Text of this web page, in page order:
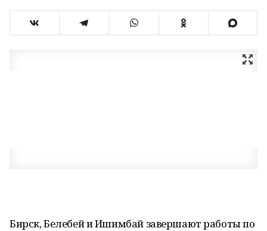
Бирск, Белебей и Ишимбай завершают работы по